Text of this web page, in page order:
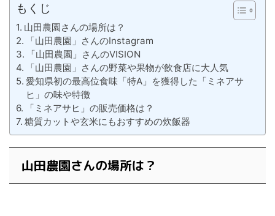
もくじ
山田農園さんの場所は？
「山田農園」さんのInstagram
「山田農園」さんのVISION
「山田農園」さんの野菜や果物が飲食店に大人気
愛知県初の最高位食味「特A」を獲得した「ミネアサ
ヒ」の味や特徴
「ミネアサヒ」の販売価格は？
糖質カットや玄米にもおすすめの炊飯器
山田農園さんの場所は？